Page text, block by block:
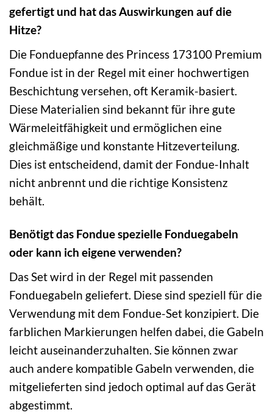
gefertigt und hat das Auswirkungen auf die
Hitze?
Die Fonduepfanne des Princess 173100 Premium
Fondue ist in der Regel mit einer hochwertigen
Beschichtung versehen, oft Keramik-basiert.
Diese Materialien sind bekannt für ihre gute
Wärmeleitfähigkeit und ermöglichen eine
gleichmäßige und konstante Hitzeverteilung.
Dies ist entscheidend, damit der Fondue-Inhalt
nicht anbrennt und die richtige Konsistenz
behält.
Benötigt das Fondue spezielle Fonduegabeln
oder kann ich eigene verwenden?
Das Set wird in der Regel mit passenden
Fonduegabeln geliefert. Diese sind speziell für die
Verwendung mit dem Fondue-Set konzipiert. Die
farblichen Markierungen helfen dabei, die Gabeln
leicht auseinanderzuhalten. Sie können zwar
auch andere kompatible Gabeln verwenden, die
mitgelieferten sind jedoch optimal auf das Gerät
abgestimmt.